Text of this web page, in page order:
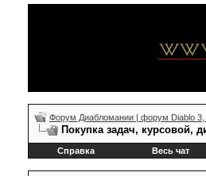
Форум Диабломании | форум Diablo 3,
Покупка задач, курсовой,
Справка Весь чат